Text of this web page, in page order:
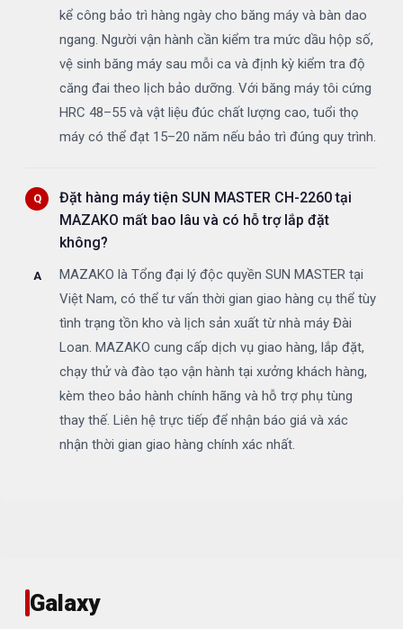
kể công bảo trì hàng ngày cho băng máy và bàn dao
ngang. Người vận hành cần kiểm tra mức dầu hộp số,
vệ sinh băng máy sau mỗi ca và định kỳ kiểm tra độ
căng đai theo lịch bảo dưỡng. Với băng máy tôi cứng
HRC 48–55 và vật liệu đúc chất lượng cao, tuổi thọ
máy có thể đạt 15–20 năm nếu bảo trì đúng quy trình.
Đặt hàng máy tiện SUN MASTER CH-2260 tại
MAZAKO mất bao lâu và có hỗ trợ lắp đặt
không?
MAZAKO là Tổng đại lý độc quyền SUN MASTER tại
Việt Nam, có thể tư vấn thời gian giao hàng cụ thể tùy
tình trạng tồn kho và lịch sản xuất từ nhà máy Đài
Loan. MAZAKO cung cấp dịch vụ giao hàng, lắp đặt,
chạy thử và đào tạo vận hành tại xưởng khách hàng,
kèm theo bảo hành chính hãng và hỗ trợ phụ tùng
thay thế. Liên hệ trực tiếp để nhận báo giá và xác
nhận thời gian giao hàng chính xác nhất.
Galaxy